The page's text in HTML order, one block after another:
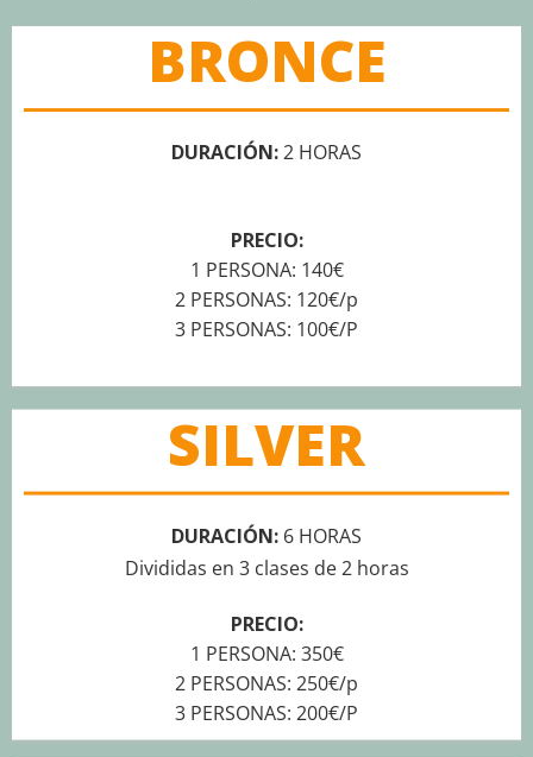
BRONCE
DURACIÓN:2 HORAS
PRECIO:
1 PERSONA: 140€
2 PERSONAS: 120€/p
3 PERSONAS: 100€/P
SILVER
DURACIÓN: 6 HORAS
Divididas en 3 clases de 2 horas
PRECIO:
1 PERSONA: 350€
2 PERSONAS: 250€/p
3 PERSONAS: 200€/P